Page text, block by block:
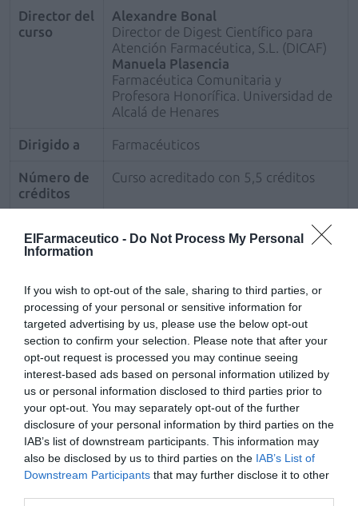
ElFarmaceutico - Do Not Process My Personal
Information
If you wish to opt-out of the sale, sharing to third parties, or
processing of your personal or sensitive information for
targeted advertising by us, please use the below opt-out
section to confirm your selection. Please note that after your
opt-out request is processed you may continue seeing
interest-based ads based on personal information utilized by
us or personal information disclosed to third parties prior to
your opt-out. You may separately opt-out of the further
disclosure of your personal information by third parties on the
IAB’s list of downstream participants. This information may
also be disclosed by us to third parties on the IAB’s List of
Downstream Participants that may further disclose it to other
Director del
curso
Alexandre Bonal
Director de Digest Científico para
Atención Farmacéutica, S.L. (DICAF)
Manuela Plasencia
Farmacéutica Comunitaria y
Profesora Honorífica. Universidad de
Alcalá de Henares
Dirigido a Farmacéuticos
Número de
créditos
Curso acreditado con 5,5 créditos
Precio
Material
accesible
Vídeo de presentación, guía didáctica
y muestra del módulo I
Patrocinado
por
Dicaf
AñadirEl Farmacéuticocomo fuente preferida
de Google de forma gratuita
Mantente informado con las últimas noticias de actualidad.
ACTIVAR AHORA